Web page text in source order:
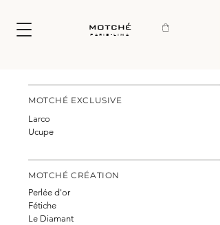
motché
paris-lima
MOTCHÉ EXCLUSIVE
Larco
Ucupe
MOTCHÉ CRÉATION
Perlée d'or
Fétiche
Le Diamant